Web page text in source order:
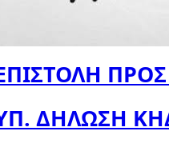
ΔΗΛΩΣΗ